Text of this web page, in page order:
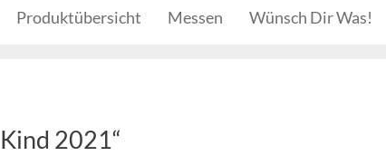
Produktübersicht Messen Wünsch Dir Was!
2021“